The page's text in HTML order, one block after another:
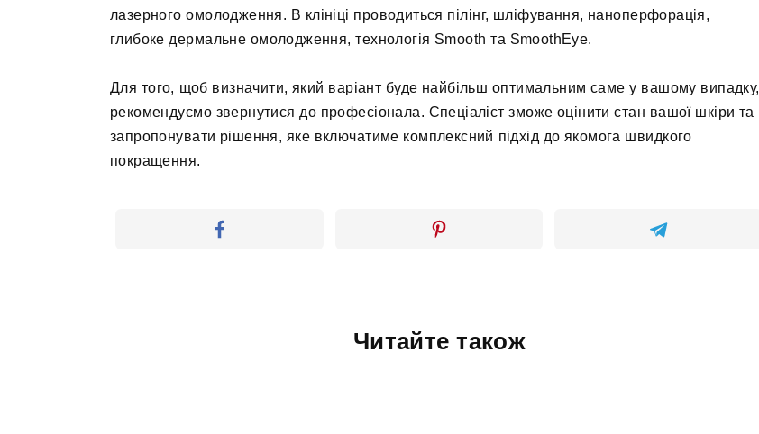
лазерного омолодження. В клініці проводиться пілінг, шліфування, наноперфорація,
глибоке дермальне омолодження, технологія Smooth та SmoothEye.
Для того, щоб визначити, який варіант буде найбільш оптимальним саме у вашому випадку,
рекомендуємо звернутися до професіонала. Спеціаліст зможе оцінити стан вашої шкіри та
запропонувати рішення, яке включатиме комплексний підхід до якомога швидкого
покращення.
Читайте також